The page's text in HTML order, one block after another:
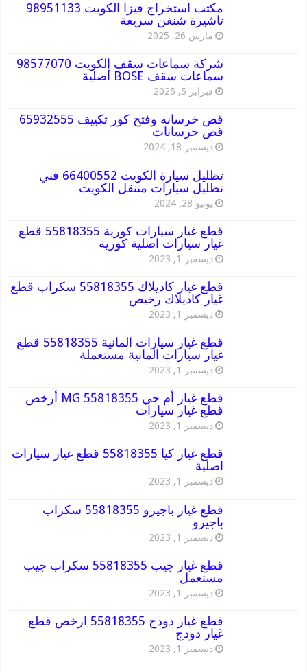
مكتب استخراج فيزا الكويت 98951133
تاشيرة شنغن سريعة
مارس 26, 2025
شركة سماعات سقف الكويت 98577070
سماعات سقف BOSE أصلية
فبراير 5, 2025
قص خرسانه وفتح كور تكييف 65932555
قص خرسانات
ديسمبر 18, 2024
تظليل سيارة الكويت 66400552 فني
تظليل سيارات متنقل الكويت
يونيو 28, 2024
قطع غيار سيارات كورية 55818355 قطع
غيار سيارات اصلية كورية
ديسمبر 1, 2023
قطع غيار كاديلاك 55818355 سكراب قطع
غيار كاديلاك رخيص
ديسمبر 1, 2023
قطع غيار سيارات المانية 55818355 قطع
غيار سيارات المانية مستعملة
ديسمبر 1, 2023
قطع غيار أم جي MG 55818355 أرخص
قطع غيار سيارات
ديسمبر 1, 2023
قطع غيار كيا 55818355 قطع غيار سيارات
اصلية
ديسمبر 1, 2023
قطع غيار باجيرو 55818355 سكراب
باجيرو
ديسمبر 1, 2023
قطع غيار جيب 55818355 سكراب جيب
مستعمل
ديسمبر 1, 2023
قطع غيار دودج 55818355 ارخص قطع
غيار دودج
ديسمبر 1, 2023